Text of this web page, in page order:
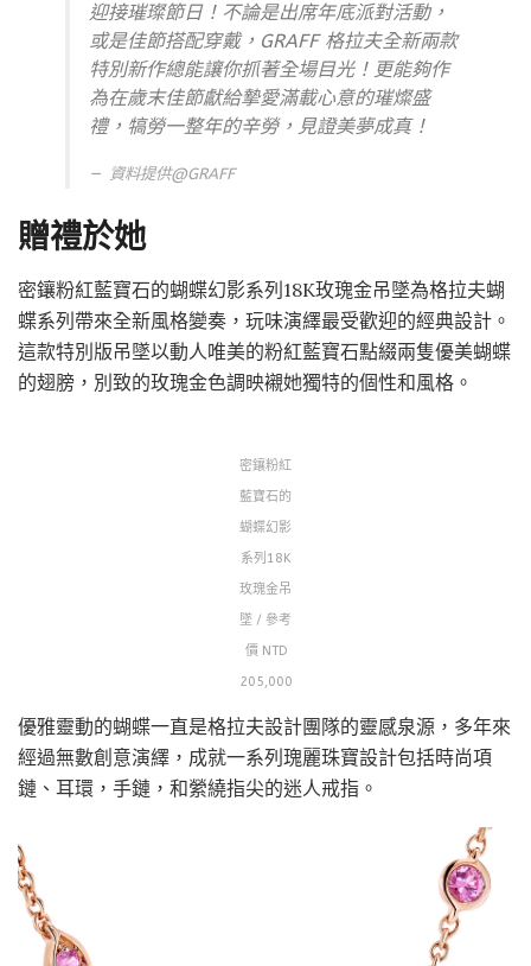
迎接璀璨節日！不論是出席年底派對活動，
或是佳節搭配穿戴，GRAFF 格拉夫全新兩款
特別新作總能讓你抓著全場目光！更能夠作
為在歲末佳節獻給摯愛滿載心意的璀燦盛
禮，犒勞一整年的辛勞，見證美夢成真！
資料提供@GRAFF
贈禮於她
密鑲粉紅藍寶石的蝴蝶幻影系列18K玫瑰金吊墜為格拉夫蝴
蝶系列帶來全新風格變奏，玩味演繹最受歡迎的經典設計。
這款特別版吊墜以動人唯美的粉紅藍寶石點綴兩隻優美蝴蝶
的翅膀，別致的玫瑰金色調映襯她獨特的個性和風格。
密鑲粉紅
藍寶石的
蝴蝶幻影
系列18K
玫瑰金吊
墜 / 參考
價 NTD
205,000
優雅靈動的蝴蝶一直是格拉夫設計團隊的靈感泉源，多年來
經過無數創意演繹，成就一系列瑰麗珠寶設計包括時尚項
鏈、耳環，手鏈，和縈繞指尖的迷人戒指。